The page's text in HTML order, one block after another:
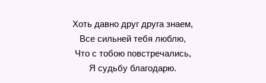
Хоть давно друг друга знаем,
Все сильней тебя люблю,
Что с тобою повстречались,
Я судьбу благодарю.